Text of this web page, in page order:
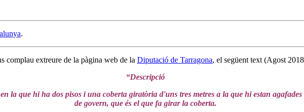
.
complau extreure de la pàgina web de la Diputació de Tarragona, el següent text (Agost
“Descripció
la que hi ha dos pisos i una coberta giratòria d'uns tres metres a la que hi estan
de govern, que és el que fa girar la coberta.